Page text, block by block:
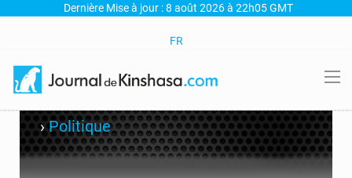
Dernière Mise à jour : 8 août 2026 à 22h05 GMT
FR
›Politique